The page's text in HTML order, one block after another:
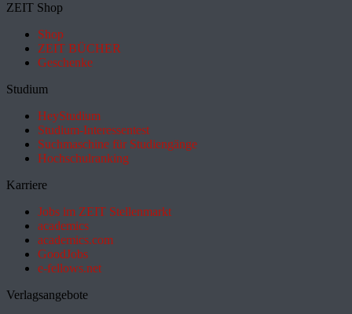
ZEIT Shop
Shop
ZEIT BÜCHER
Geschenke
Studium
HeyStudium
Studium-Interessentest
Suchmaschine für Studiengänge
Hochschulranking
Karriere
Jobs im ZEIT Stellenmarkt
academics
academics.com
GoodJobs
e-fellows.net
Verlagsangebote